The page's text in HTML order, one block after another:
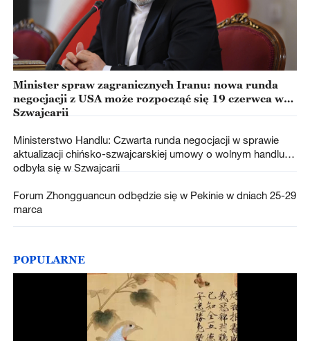
Minister spraw zagranicznych Iranu: nowa runda
negocjacji z USA może rozpocząć się 19 czerwca w
Szwajcarii
Ministerstwo Handlu: Czwarta runda negocjacji w sprawie
aktualizacji chińsko-szwajcarskiej umowy o wolnym handlu
odbyła się w Szwajcarii
Forum Zhongguancun odbędzie się w Pekinie w dniach 25-29
marca
POPULARNE